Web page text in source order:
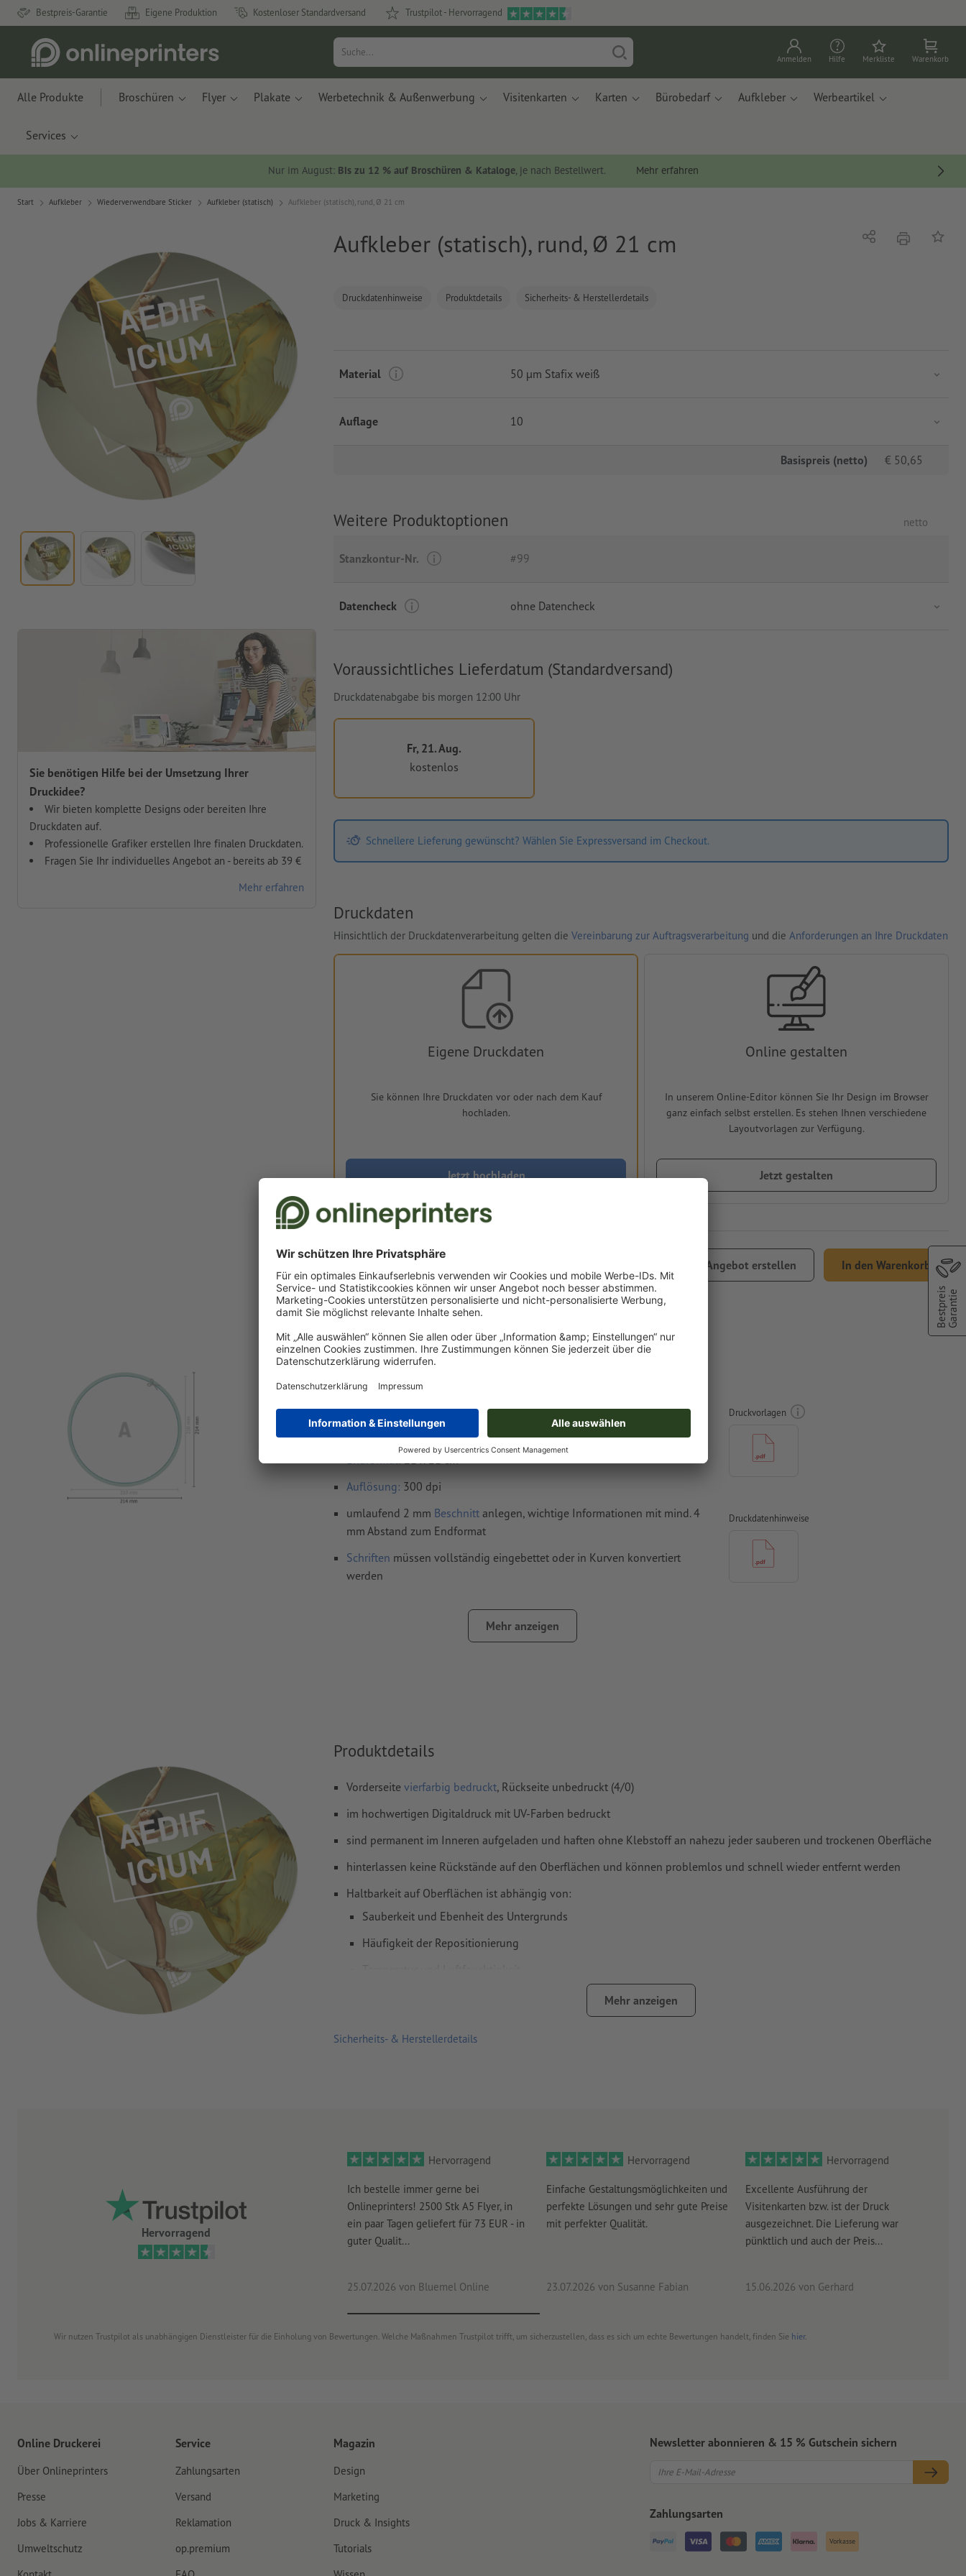
Bestpreis-Garantie Eigene Produktion Kostenloser Standardversand Trustpilot - Hervorragend
Anmelden Hilfe Merkliste Warenkorb
Alle Produkte Broschüren Flyer Plakate Werbetechnik & Außenwerbung Visitenkarten Karten Bürobedarf Aufkleber Werbeartikel
Services
Nur im August: Bis zu 12 % auf Broschüren & Kataloge, je nach Bestellwert. Mehr erfahren
Start Aufkleber Wiederverwendbare Sticker Aufkleber (statisch) Aufkleber (statisch), rund, Ø 21 cm
Aufkleber (statisch), rund, Ø 21 cm
Sie benötigen Hilfe bei der Umsetzung Ihrer
Druckidee?
Wir bieten komplette Designs oder bereiten Ihre
Druckdaten auf.
Professionelle Grafiker erstellen Ihre finalen Druckdaten.
Fragen Sie Ihr individuelles Angebot an - bereits ab 39 €
Mehr erfahren
Druckdatenhinweise Produktdetails Sicherheits- & Herstellerdetails
Teilen DruckenAuf
Material 50 µm Stafix weiß
Auflage 10
Basispreis (netto) € 50,65
Weitere Produktoptionen netto
Stanzkontur-Nr. #99
Datencheck ohne Datencheck
Voraussichtliches Lieferdatum (Standardversand)
Druckdatenabgabe bis morgen 12:00 Uhr
Fr, 21. Aug.
kostenlos
Schnellere Lieferung gewünscht? Wählen Sie Expressversand im Checkout.
Druckdaten
Hinsichtlich der Druckdatenverarbeitung gelten die Vereinbarung zur Auftragsverarbeitung und die Anforderungen an Ihre Druckdaten
Eigene Druckdaten
Sie können Ihre Druckdaten vor oder nach dem Kauf
hochladen.
Jetzt hochladen
Online gestalten
In unserem Online-Editor können Sie Ihr Design im Browser
ganz einfach selbst erstellen. Es stehen Ihnen verschiedene
Layoutvorlagen zur Verfügung.
Jetzt gestalten
netto inkl. 20% MwSt.
Angebot erstellen In den Warenkorb
Lieferung ca.:
Fr, 21. Aug.
Gewicht: ca.88,6 g
(inkl. 2 mm Beschnitt): 21,4 x 21,4 cm
Endformat: 21 x 21 cm
Auflösung: 300 dpi
umlaufend 2 mm Beschnitt anlegen, wichtige Informationen mit mind. 4
mm Abstand zum Endformat
Schriften müssen vollständig eingebettet oder in Kurven konvertiert
werden
FOGRA52 (PSO Uncoated v3 FOGRA52) für ungestrichene Papiere
Rechtschreib- und Satzfehlerwerden von uns nicht geprüft
Mehr anzeigen
Druckvorlagen
Druckdatenhinweise
Produktdetails
Vorderseite vierfarbig bedruckt, Rückseite unbedruckt (4/0)
im hochwertigen Digitaldruck mit UV-Farben bedruckt
sind permanent im Inneren aufgeladen und haften ohne Klebstoff an nahezu jeder sauberen und trockenen Oberfläche
hinterlassen keine Rückstände auf den Oberflächen und können problemlos und schnell wieder entfernt werden
Haltbarkeit auf Oberflächen ist abhängig von:
Sauberkeit und Ebenheit des Untergrunds
Häufigkeit der Repositionierung
Hinweis: Bei transparenten Aufklebern ist Weiß nicht druckbar, d.h. weiße Bereiche in der Druckvorlage sind später
Mehr anzeigen
Sicherheits- & Herstellerdetails
Hervorragend
Hervorragend
Ich bestelle immer gerne bei
Onlineprinters! 2500 Stk A5 Flyer, in
ein paar Tagen geliefert für 73 EUR - in
guter Qualit...
25.07.2026 von Bluemel Online
Hervorragend
Einfache Gestaltungsmöglichkeiten und
perfekte Lösungen und sehr gute Preise
mit perfekter Qualität.
23.07.2026 von Susanne Fabian
Hervorragend
Excellente Ausführung der
Visitenkarten bzw. ist der Druck
ausgezeichnet. Die Lieferung war
pünktlich und auch der Preis...
15.06.2026 von Gerhard
Wir nutzen Trustpilot als unabhängigen Dienstleister für die Einholung von Bewertungen. Welche Maßnahmen Trustpilot trifft, um sicherzustellen, dass es sich um echte Bewertungen handelt, finden Sie hier.
BestpreisGarantie
Online Druckerei
Über Onlineprinters
Presse
Jobs & Karriere
Umweltschutz
Service
Zahlungsarten
Versand
Reklamation
op.premium
Magazin
Design
Marketing
Druck & Insights
Tutorials
Newsletter abonnieren & 15 % Gutschein sichern
Zahlungsarten
Vorkasse